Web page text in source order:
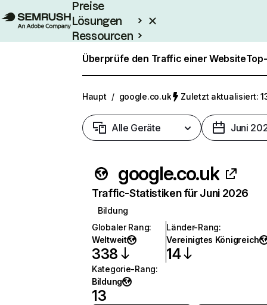
Preise
Lösungen
Ressourcen
Enterprise
Überprüfe den Traffic einer Website
Haupt / google.co.uk Zuletzt aktualisiert:
Alle Geräte Juni
google.co.uk
Traffic-Statistiken für Juni 2026
Bildung
Globaler Rang:
Weltweit
338
Länder-Rang:
Vereinigtes Königreich
14
Kategorie-Rang:
Bildung
13